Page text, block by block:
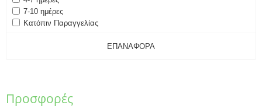
7-10 ημέρες
Κατόπιν Παραγγελίας
ΕΠΑΝΑΦΟΡΆ
Προσφορές